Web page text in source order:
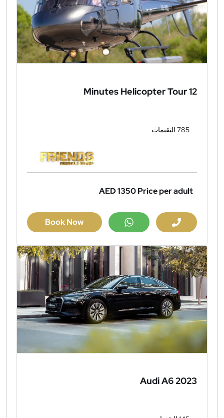
12 Minutes Helicopter Tour
785 التقيمات
AED 1350Price per adult
Book Now
Audi A6 2023